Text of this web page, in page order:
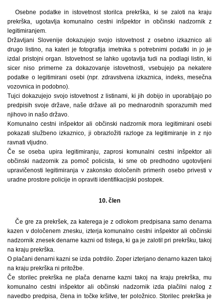
Osebne podatke in istovetnost storilca prekrška, ki se zaloti na kraju
prekrška, ugotavlja komunalno cestni inšpektor in občinski nadzornik z
legitimiranjem.
Državljani Slovenije dokazujejo svojo istovetnost z osebno izkaznico ali
drugo listino, na kateri je fotografija imetnika s potrebnimi podatki in jo je
izdal pristojni organ. Istovetnost se lahko ugotavlja tudi na podlagi listin, ki
sicer niso primerne za dokazovanje istovetnosti, vsebujejo pa nekatere
podatke o legitimirani osebi (npr. zdravstvena izkaznica, indeks, mesečna
vozovnica in podobno).
Tujci dokazujejo svojo istovetnost z listinami, ki jih dobijo in uporabljajo po
predpisih svoje države, naše države ali po mednarodnih sporazumih med
njihovo in našo državo.
Komunalno cestni inšpektor ali občinski nadzornik mora legitimirani osebi
pokazati službeno izkaznico, ji obrazložiti razloge za legitimiranje in z njo
ravnati vljudno.
Če se oseba upira legitimiranju, zaprosi komunalni cestni inšpektor ali
občinski nadzornik za pomoč policista, ki sme ob predhodno ugotovljeni
upravičenosti legitimiranja v zakonsko določenih primerih osebo privesti v
uradne prostore policije in opraviti identifikacijski postopek.
10. člen
Če gre za prekršek, za katerega je z odlokom predpisana samo denarna
kazen v določenem znesku, izterja komunalno cestni inšpektor ali občinski
nadzornik znesek denarne kazni od tistega, ki ga je zalotil pri prekršku, takoj
na kraju prekrška.
O plačani denarni kazni se izda potrdilo. Zoper izterjano denarno kazen takoj
na kraju prekrška ni pritožbe.
Če storilec prekrška ne plača denarne kazni takoj na kraju prekrška, mu
komunalno cestni inšpektor ali občinski nadzornik izda plačilni nalog z
navedbo predpisa, člena in točke kršitve, ter položnico. Storilec prekrška je